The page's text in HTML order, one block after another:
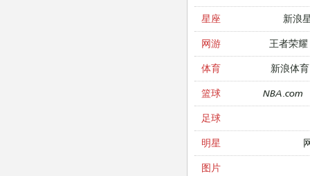
星座 新浪
网游 王者荣耀
体育 新浪体育
篮球 NBA.com
足球
明星
图片